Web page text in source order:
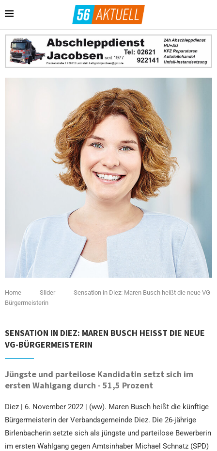
Home Slider
Sensation in Diez: Maren Busch heißt die neue VG-
Bürgermeisterin
SENSATION IN DIEZ: MAREN BUSCH HEISST DIE NEUE V
G-BÜRGERMEISTERIN
Jüngste und parteilose Kandidatin setzt sich im
ersten Wahlgang durch - 51,5 Prozent
Diez | 6. November 2022 | (ww). Maren Busch heißt die künftige
Bürgermeisterin der Verbandsgemeinde Diez. Die 26-jährige
Birlenbacherin setzte sich als jüngste und parteilose Bewerberin
im ersten Wahlgang gegen Amtsinhaber Michael Schnatz (SPD)